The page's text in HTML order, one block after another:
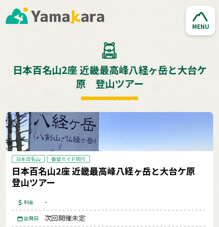
MENU
日本百名山2座 近畿最高峰八経ヶ岳と大台ケ
原 登山ツアー
日本百名山 番留ガイド同行
日本百名山2座 近畿最高峰八経ヶ岳と大台ケ原
登山ツアー
料金 -
出発日 次回開催未定